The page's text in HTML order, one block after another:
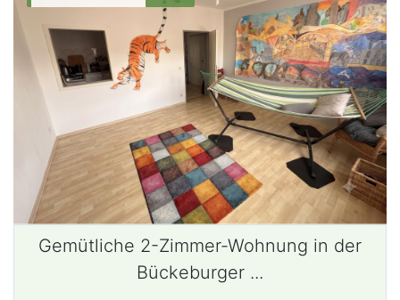
Gemütliche 2-Zimmer-Wohnung in der
Bückeburger ...